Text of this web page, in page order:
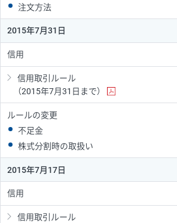
注文方法
2015年7月31日
信用
信用取引ルール
（2015年7月31日まで）
ルールの変更
不足金
株式分割時の取扱い
2015年7月17日
信用
信用取引ルール